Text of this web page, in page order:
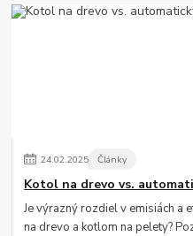
24.02.2025 Články
Kotol na drevo vs.
Je výrazný rozdiel v emisiách a
na drevo a kotlom na pelety?